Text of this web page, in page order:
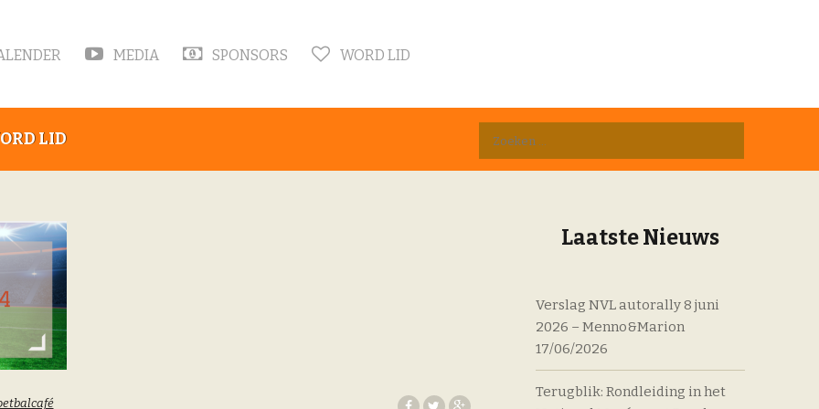
MEDIA SPONSORS WORD LID
LID
Zoeken
Laatste Nieuws
Verslag NVL autorally 8 juni
2026 – Menno&Marion
17/06/2026
Terugblik: Rondleiding in het